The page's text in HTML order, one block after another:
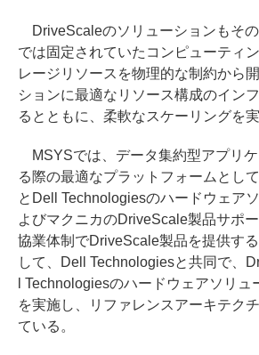
DriveScaleのソリューションもその
では固定されていたコンピューティ
レージリソースを物理的な制約から
ションに最適なリソース構成のイン
るとともに、柔軟なスケーリングを
MSYSでは、データ集約型アプリ
る際の最適なプラットフォームとし
とDell Technologiesのハードウェア
よびマクニカのDriveScale製品サポ
協業体制でDriveScale製品を提供す
して、Dell Technologiesと共同で、
l Technologiesのハードウェアソリ
を実施し、リファレンスアーキテク
ている。